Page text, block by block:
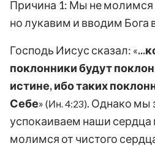
Причина 1: Мы не молимся
но лукавим и вводим Бога
Господь Иисус сказал: «
поклонники будут
истине, ибо таких
Себе» (Ин. 4:23). Однако мы
успокаиваем наши сердца
молимся от чистого